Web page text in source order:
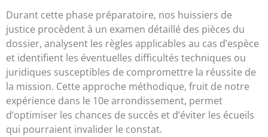
Durant cette phase préparatoire, nos huissiers de
justice procèdent à un examen détaillé des pièces du
dossier, analysent les règles applicables au cas d’espèce
et identifient les éventuelles difficultés techniques ou
juridiques susceptibles de compromettre la réussite de
la mission. Cette approche méthodique, fruit de notre
expérience dans le 10e arrondissement, permet
d’optimiser les chances de succès et d’éviter les écueils
qui pourraient invalider le constat.